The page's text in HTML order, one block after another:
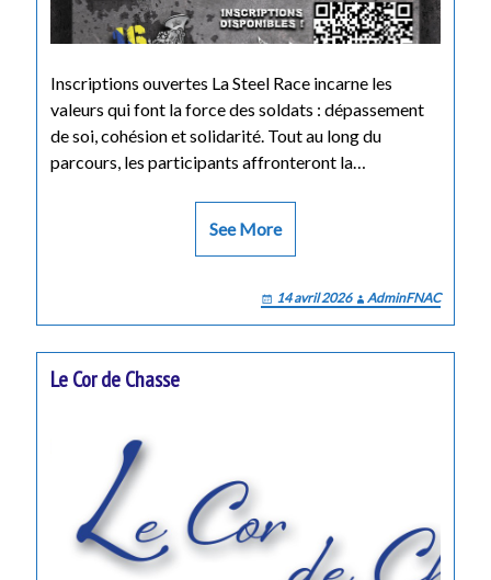
Inscriptions ouvertes La Steel Race incarne les
valeurs qui font la force des soldats : dépassement
de soi, cohésion et solidarité. Tout au long du
parcours, les participants affronteront la…
See More
14 avril 2026 AdminFNAC
Le Cor de Chasse